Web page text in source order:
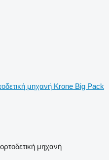
μηχανή Krone Big Pack
μηχανή